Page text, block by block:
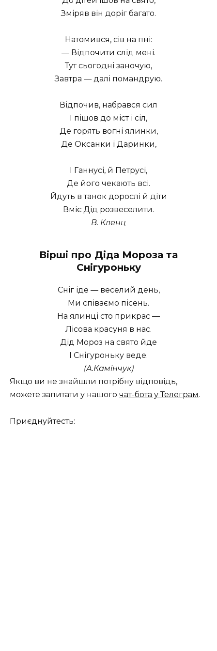
Зміряв він доріг багато.
Натомився, сів на пні:
— Відпочити слід мені.
Тут сьогодні заночую,
Завтра — далі помандрую.
Відпочив, набрався сил
І пішов до міст і сіл,
Де горять вогні ялинки,
Де Оксанки і Даринки,
І Ганнусі, й Петрусі,
Де його чекають всі.
Йдуть в танок дорослі й діти
Вміє Дід розвеселити.
В. Кленц
Вірші про Діда Мороза та
Снігуроньку
Сніг іде — веселий день,
Ми співаємо пісень.
На ялинці сто прикрас —
Лісова красуня в нас.
Дід Мороз на свято йде
І Снігуроньку веде.
(А.Камінчук)
Якщо ви не знайшли потрібну відповідь,
можете запитати у нашого чат-бота у Телеграм.
Приєднуйтесть: